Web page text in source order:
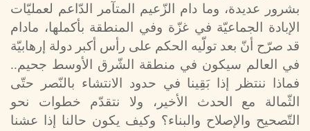
بشرور عديدة، وما دام الزّعيم المتآمر الدّاعم لعمليّات
الإبادة الجماعيّة في غزّة وفي المنطقة بأكملها، مادام
قد صرّح أنّ بعد تولّيه الحكم على رأس أكبر دولة إرهابيّة
في العالم سيكون في منطقة الشّرق الأوسط جحيم..
فماذا ننتظر إذا بَقِينا في حدود الانتشاء بالنّصر حتّى
الثّمالة مع الحدث الأخير، ولا نتقدّم خطوات نحو
التّصحيح والإصلاح والبناء؟ وكيف يكون حالنا إذا عشنا